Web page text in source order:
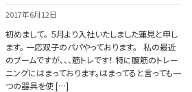
2017年6月12日
初めまして。 ５月より入社いたしました蓮見と申し
ます。 一応双子のパパやっております。 私の最近
のブームですが、、、筋トレです！ 特に腹筋のトレー
ニングにはまっております。はまってると言っても一
つの器具を使 […]